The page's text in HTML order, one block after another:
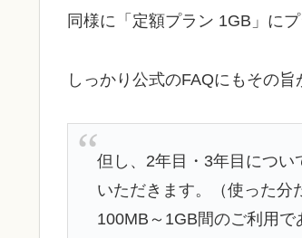
同様に「定額プラン 1GB」に
しっかり公式のFAQにもその旨
但し、2年目・3年目につ
いただきます。（使った分
100MB～1GB間のご利用で